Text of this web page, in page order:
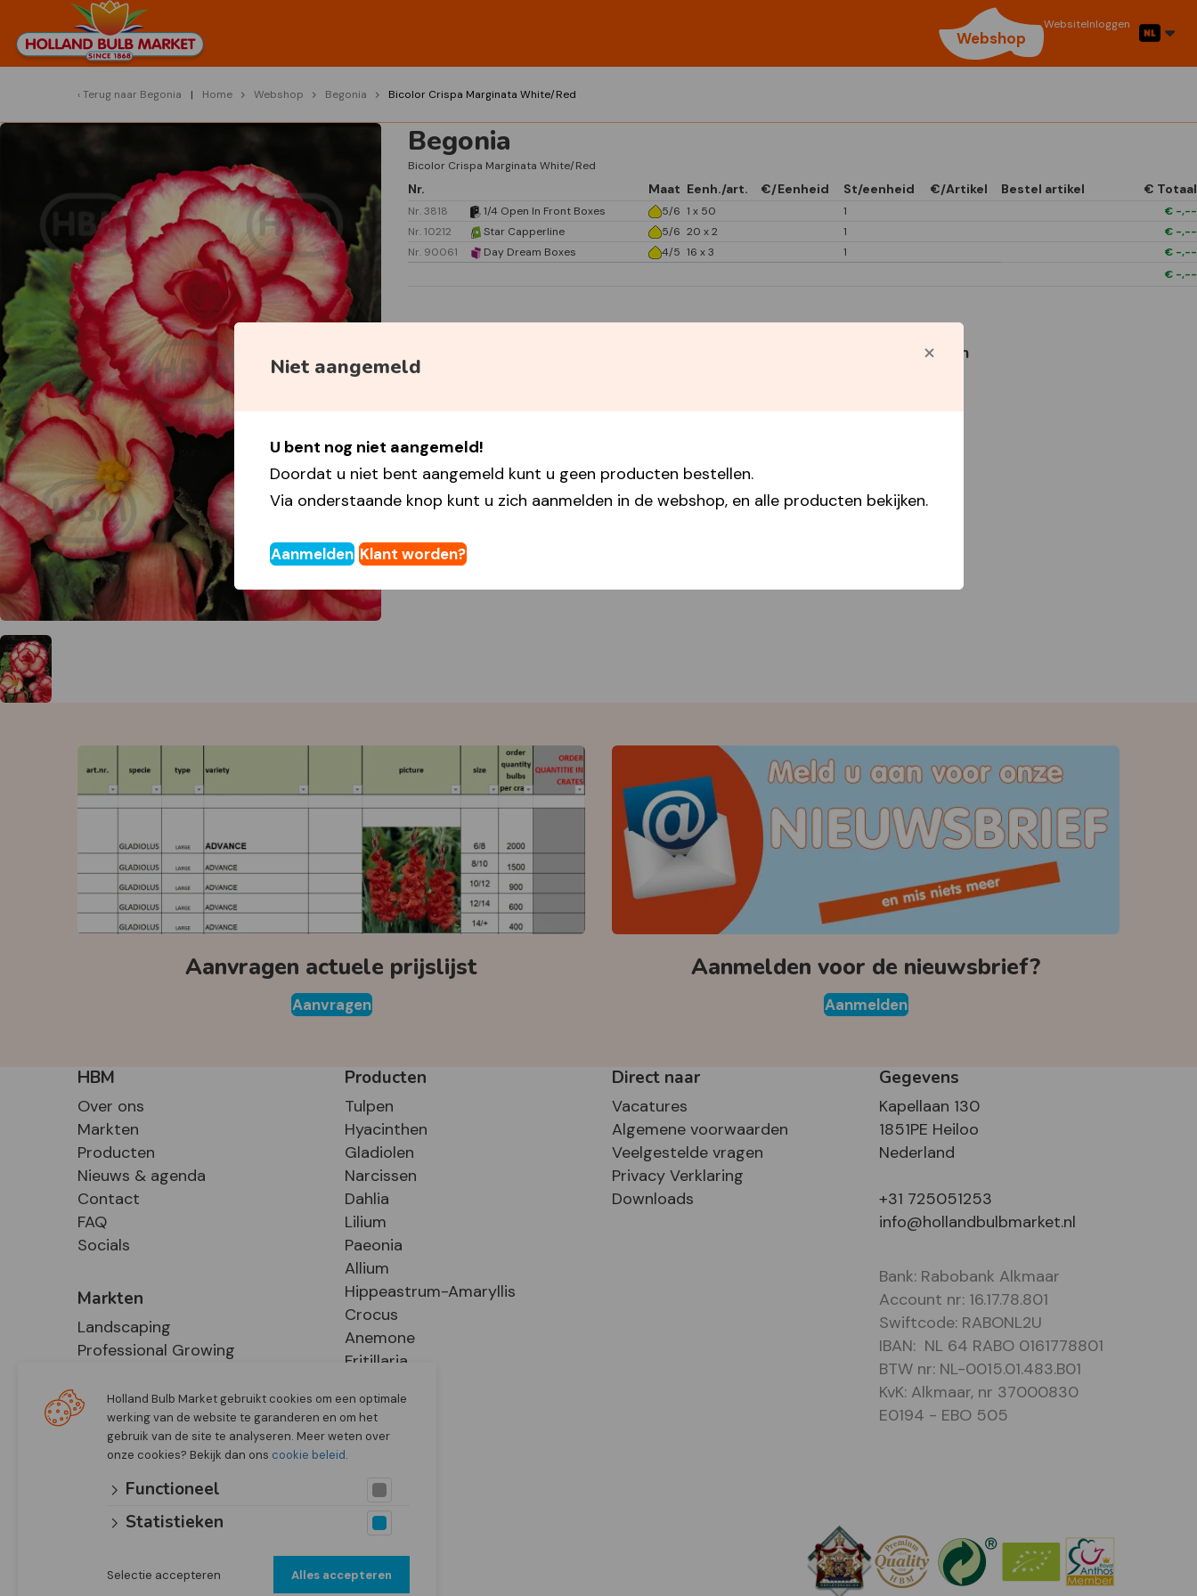
Webshop
WebsiteInloggen
Niet aangemeld
U bent nog niet aangemeld!
Doordat u niet bent aangemeld kunt u geen producten bestellen.
Via onderstaande knop kunt u zich aanmelden in de webshop, en alle producten bekijken.
Aanmelden Klant worden?
Terug naar Begonia Home Webshop Begonia Bicolor Crispa Marginata White/Red
Begonia
Bicolor Crispa Marginata White/Red
Nr. Maat Eenh./art. €/Eenheid St/eenheid €/Artikel Bestel artikel € Totaal
Nr. 3818 1/4 Open In Front Boxes 5/6 1 x 50 1 € -,--
Nr. 10212
Star Capperline 5/6 20 x 2 1 € -,--
Nr. 90061
Day Dream Boxes 4/5 16 x 3 1 € -,--
€ -,--
Gebruikte symbolen
Boxes
Aanvragen actuele prijslijst
Aanvragen
Aanmelden voor de nieuwsbrief?
Aanmelden
HBM
Over ons
Markten
Producten
Nieuws & agenda
Contact
FAQ
Socials
Markten
Landscaping
Professional Growing
Retail
Producten
Tulpen
Hyacinthen
Gladiolen
Narcissen
Dahlia
Lilium
Paeonia
Allium
Hippeastrum-Amaryllis
Crocus
Anemone
Fritillaria
Direct naar
Vacatures
Algemene voorwaarden
Veelgestelde vragen
Privacy Verklaring
Downloads
Gegevens
Kapellaan 130
1851PE Heiloo
Nederland
+31 725051253
info@hollandbulbmarket.nl
Bank: Rabobank Alkmaar
Account nr: 16.17.78.801
Swiftcode: RABONL2U
IBAN: NL 64 RABO 0161778801
BTW nr: NL-0015.01.483.B01
KvK: Alkmaar, nr 37000830
E0194 - EBO 505
Holland Bulb Market gebruikt cookies om een optimale
werking van de website te garanderen en om het
gebruik van de site te analyseren. Meer weten over
onze cookies? Bekijk dan ons cookie beleid.
Functioneel
Statistieken
Selectie accepteren Alles accepteren